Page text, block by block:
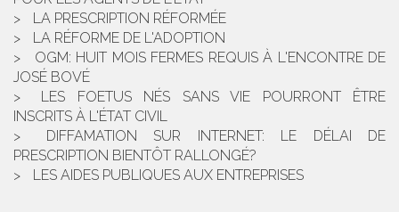
LA PRESCRIPTION RÉFORMÉE
LA RÉFORME DE L'ADOPTION
OGM: HUIT MOIS FERMES REQUIS À L'ENCONTRE DE
JOSÉ BOVÉ
LES FOETUS NÉS SANS VIE POURRONT ÊTRE
INSCRITS À L'ÉTAT CIVIL
DIFFAMATION SUR INTERNET: LE DÉLAI DE
PRESCRIPTION BIENTÔT RALLONGÉ?
LES AIDES PUBLIQUES AUX ENTREPRISES